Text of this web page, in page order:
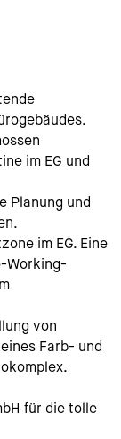
im EG und
Planung und
im EG. Eine
Working-
von
Farb- und
für die tolle